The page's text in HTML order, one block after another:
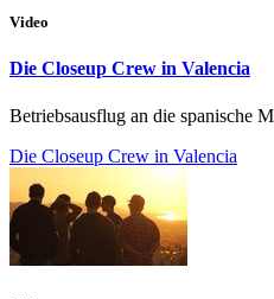
Video
Die Closeup Crew in Valencia
Betriebsausflug an die spanische
Die Closeup Crew in Valencia